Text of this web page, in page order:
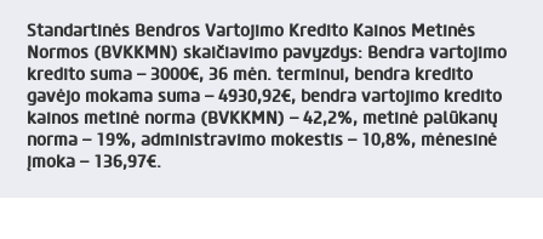
Standartinės Bendros Vartojimo Kredito Kainos Metinės
Normos (BVKKMN) skaičiavimo pavyzdys: Bendra vartojimo
kredito suma – 3000€, 36 mėn. terminui, bendra kredito
gavėjo mokama suma – 4930,92€, bendra vartojimo kredito
kainos metinė norma (BVKKMN) – 42,2%, metinė palūkanų
norma – 19%, administravimo mokestis – 10,8%, mėnesinė
įmoka – 136,97€.